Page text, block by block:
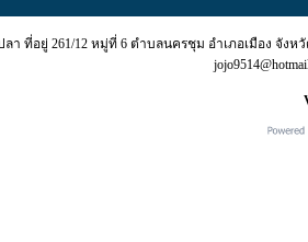
า ที่อยู่ 261/12 หมู่ที่ 6 ตำบลนครชุม อำเภอเมือง จังหวั